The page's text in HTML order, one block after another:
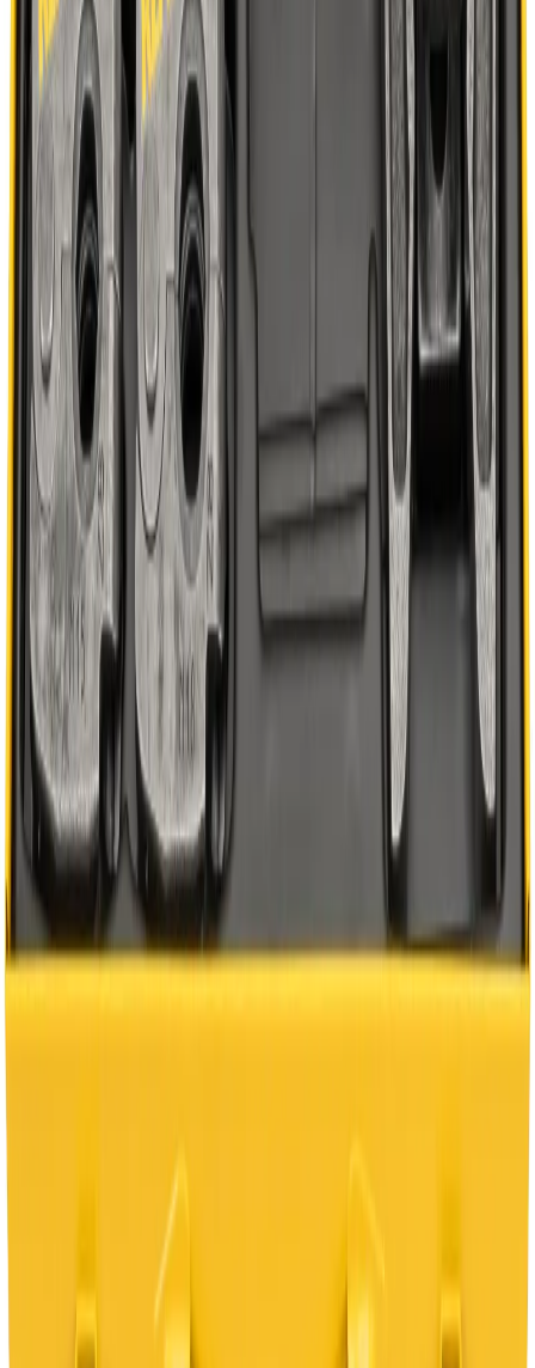
Handla
Alla kategorier
Alla varumärken
Nyinkommet
Fyndhörnan
Vår Butik
Kundservice
Vanliga frågor
Kontakta oss
Allmänna villkor
Integritetspolicy